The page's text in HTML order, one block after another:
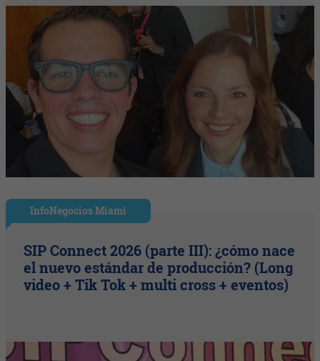
InfoNegocios Miami
SIP Connect 2026 (parte III): ¿cómo nace
el nuevo estándar de producción? (Long
video + Tik Tok + multi cross + eventos)